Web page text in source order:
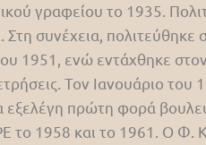
γραφείου το 1935.
συνέχεια, πολιτεύθηκε
1951, ενώ εντάχθηκε
Τον Ιανουάριο του
εξελέγη πρώτη φορά
το 1958 και το 1961. Ο Φ.